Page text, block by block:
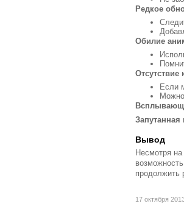
Редкое
Обилие
Отсутствие
Если
Запутанная
Вывод
Несмотря
продолжить
17 октября